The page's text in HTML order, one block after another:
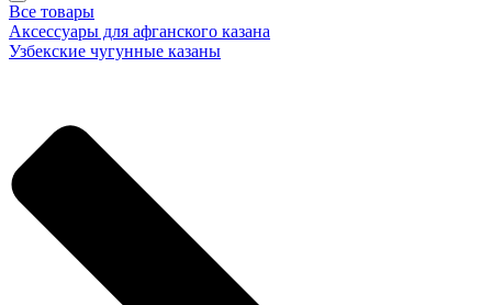
Все товары
Аксессуары для афганского казана
Узбекские чугунные казаны